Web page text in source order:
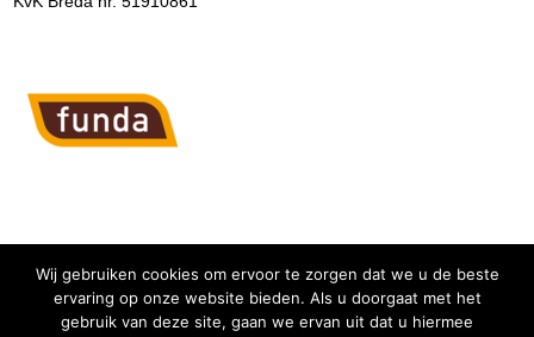
Wij gebruiken cookies om ervoor te zorgen dat we u de beste
ervaring op onze website bieden. Als u doorgaat met het
gebruik van deze site, gaan we ervan uit dat u hiermee